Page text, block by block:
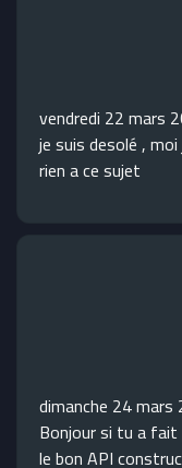
vendredi 22 mars
je suis desolé ,
rien a ce sujet
dimanche 24
Bonjour si tu a
le bon API